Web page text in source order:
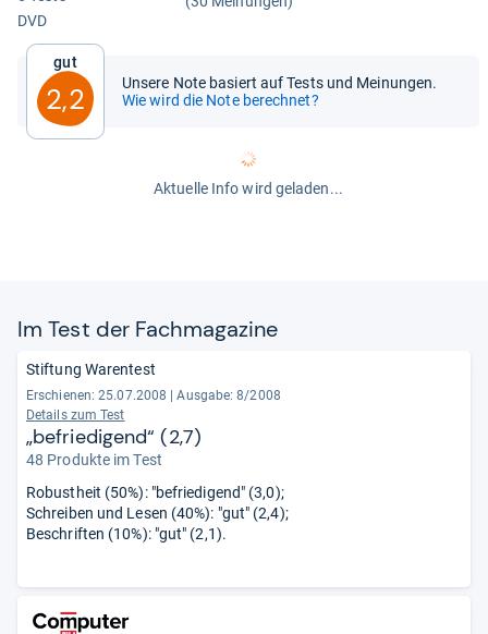
DVD
Gut
2,2
Unsere Note basiert auf Tests und Meinungen.
Wie wird die Note berechnet?
Aktuelle Info wird geladen...
Im Test der Fach­ma­ga­zine
Stiftung Warentest
Erschienen: 25.07.2008
Ausgabe: 8/2008
Details zum Test
„befriedigend“ (2,7)
48 Produkte im Test
Robustheit (50%): "befriedigend" (3,0);
Schreiben und Lesen (40%): "gut" (2,4);
Beschriften (10%): "gut" (2,1).